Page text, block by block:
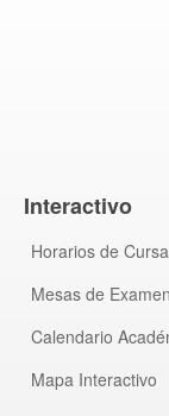
Interactivo
Horarios de
Mesas de Examen
Calendario
Mapa Interactivo